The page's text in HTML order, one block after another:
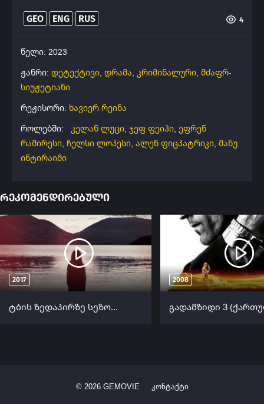
GEO ENG RUS 4
წელი: 2023
ჟანრი: დეტექტივი, დრამა, კრიმინალური, მძაფრ-
სიუჟეტიანი
რეჟისორი: ხავიერ რეინა
როლებში:
კელან ლუცი, ჯეფ ფეიჰი, ეფრენ
რამირესი, ჩელსი ლოპესი, ალენ ფიცპატრიკი, მანუ
ინტირაიმი
რეკომენდირებული
2017
ტბის ზედაპირზე სეზონი 2 (ქართულად) / Top of the Lake Season 2 ქართულად 2017
2008
© 2026GEMOVIE კონტაქტი